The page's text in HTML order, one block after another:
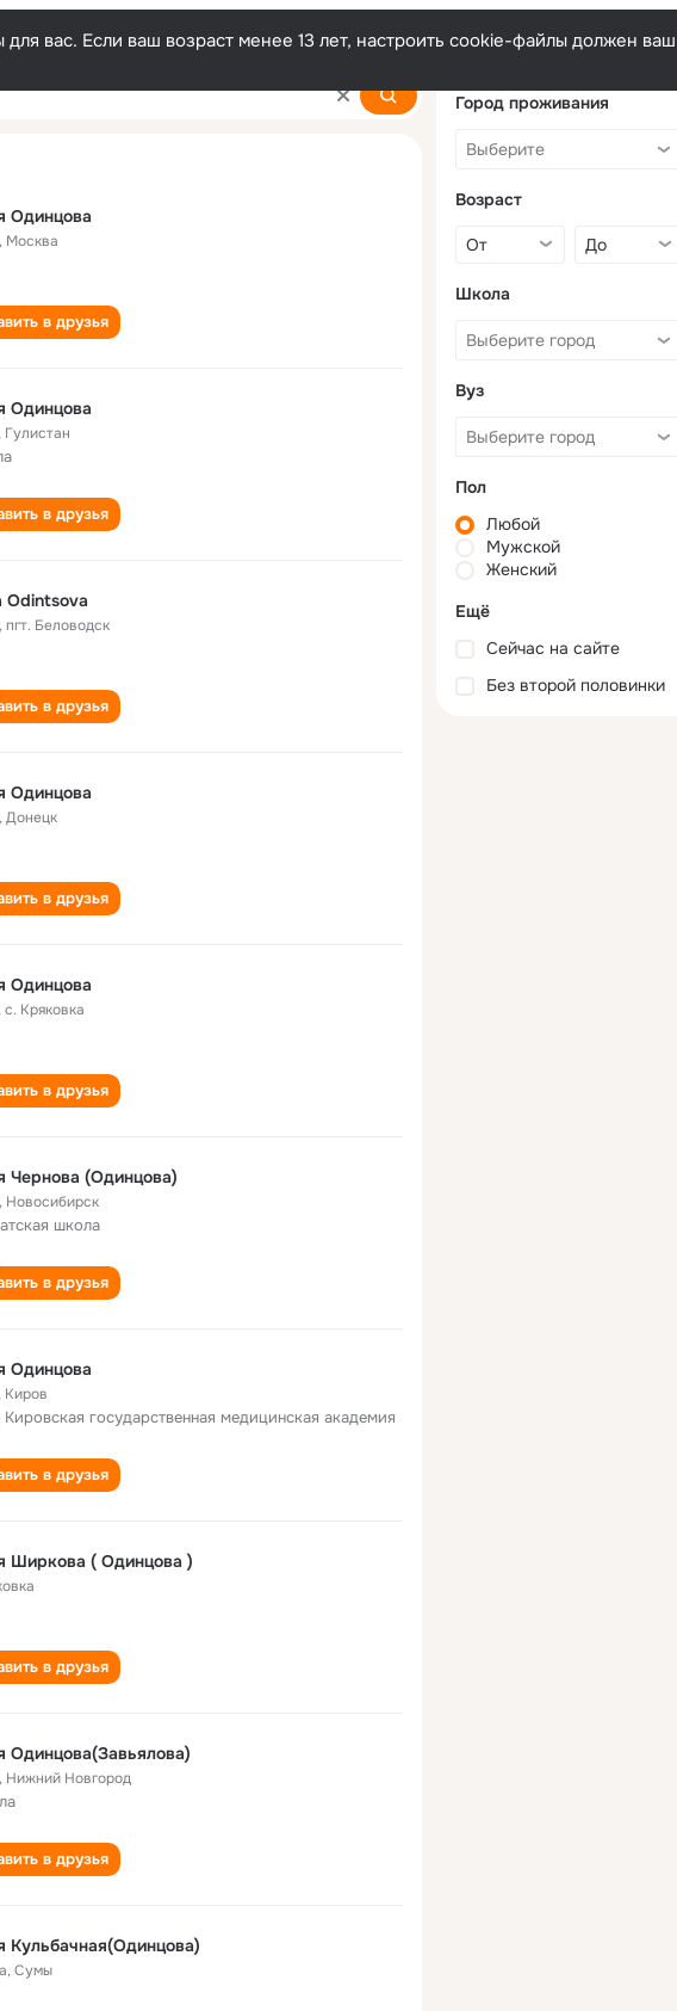
вас. Если ваш возраст менее 13 лет, настроить cookie-файлы должен ваш
Одинцова
, Москва
в друзья
Одинцова
, Гулистан
в друзья
Odintsova
,пгт. Беловодск
в друзья
Одинцова
,Донецк
в друзья
Одинцова
,с. Кряковка
в друзья
Чернова (Одинцова)
, Новосибирск
школа
в друзья
Одинцова
, Киров
государственная медицинская академия
в друзья
Ширкова ( Одинцова )
в друзья
Одинцова(Завьялова)
, Нижний Новгород
в друзья
Кульбачная(Одинцова)
,Сумы
Город проживания
Возраст
Школа
Вуз
Пол
Любой
Мужской
Женский
Ещё
Сейчас на сайте
Без второй половинки